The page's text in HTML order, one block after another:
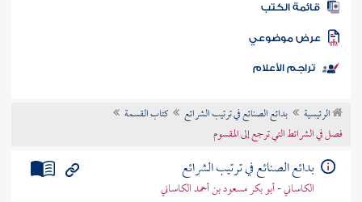
المكتبة
الكتب
موضوعي
تراجم الأعلام
الرئيسية بدائع الصنائع في ترتيب الشرائع
كتاب القسمة
فصل في الشرائط التي ترجع إلى المقسوم
بدائع الصنائع في ترتيب الشرائع
الكاساني - أبو بكر مسعود بن أحمد الكاساني